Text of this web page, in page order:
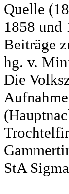
Quelle
1858 und
Beiträge
hg. v.
Die
StA